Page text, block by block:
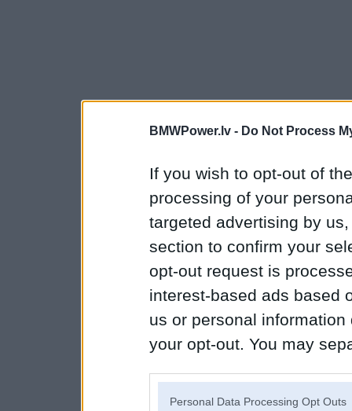
BMWPower.lv - Do Not Process
If you wish to opt-out of
processing of your
targeted advertising by
section to confirm your
opt-out request is
interest-based ads based
us or personal
your opt-out. You may
Personal Data Processing Opt Outs